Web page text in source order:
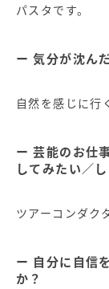
パスタです。
気分が沈ん
自然を感じに行
芸能のお仕
してみたい／
ツアーコンダク
自分に自信
か？